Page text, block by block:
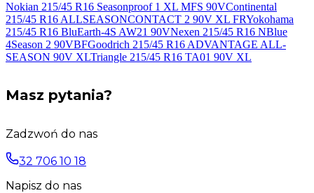
Nokian 215/45 R16 Seasonproof 1 XL MFS 90VContinental
215/45 R16 ALLSEASONCONTACT 2 90V XL FRYokohama
215/45 R16 BluEarth-4S AW21 90VNexen 215/45 R16 NBlue
4Season 2 90VBFGoodrich 215/45 R16 ADVANTAGE ALL-
SEASON 90V XLTriangle 215/45 R16 TA01 90V XL
Masz pytania?
Zadzwoń do nas
32 706 10 18
Napisz do nas